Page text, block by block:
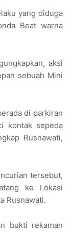
yang diduga
Beat warna
aksi
sebuah Mini
di parkiran
kontak sepeda
Rusnawati,
tersebut,
ke Lokasi
Rusnawati.
bukti rekaman